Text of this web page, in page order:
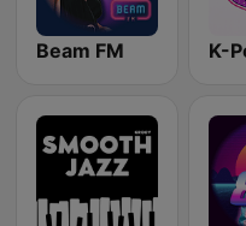
Beam FM K-